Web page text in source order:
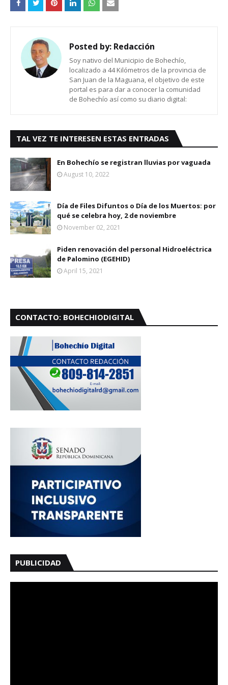
Posted by: Redacción
Soy nativo del Municipio de Bohechío,
localizado a 44 Kilómetros de la provincia de
San Juan de la Maguana, el objetivo de este
portal es para dar a conocer la comunidad
de Bohechío así como su diario digital:
TAL VEZ TE INTERESEN ESTAS ENTRADAS
En Bohechío se registran lluvias por vaguada
August 10, 2022
Día de Files Difuntos o Día de los Muertos: por
qué se celebra hoy, 2 de noviembre
November 02, 2021
Piden renovación del personal Hidroeléctrica
de Palomino (EGEHID)
April 15, 2021
CONTACTO: BOHECHIODIGITAL
PUBLICIDAD